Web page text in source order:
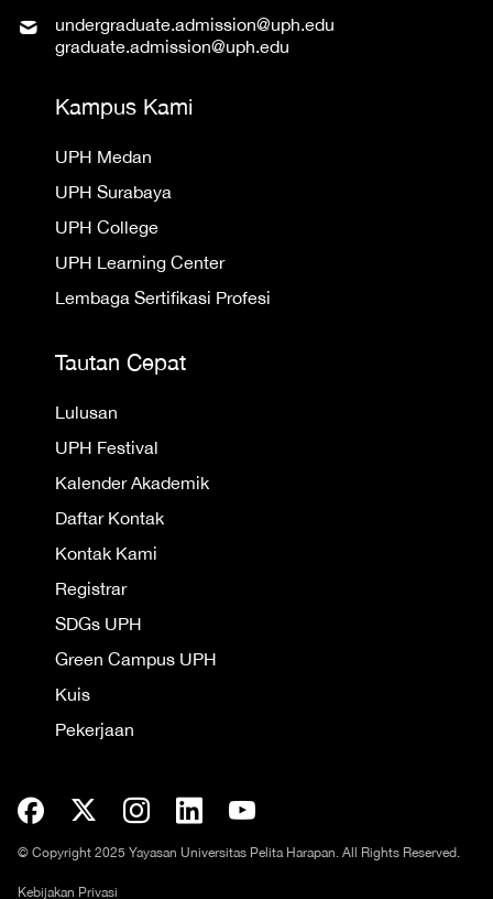
undergraduate.admission@uph.edu
graduate.admission@uph.edu
Kampus Kami
UPH Medan
UPH Surabaya
UPH College
UPH Learning Center
Lembaga Sertifikasi Profesi
Tautan Cepat
Lulusan
UPH Festival
Kalender Akademik
Daftar Kontak
Kontak Kami
Registrar
SDGs UPH
Green Campus UPH
Kuis
Pekerjaan
© Copyright 2025 Yayasan Universitas Pelita Harapan. All Rights Reserved.
Kebijakan Privasi